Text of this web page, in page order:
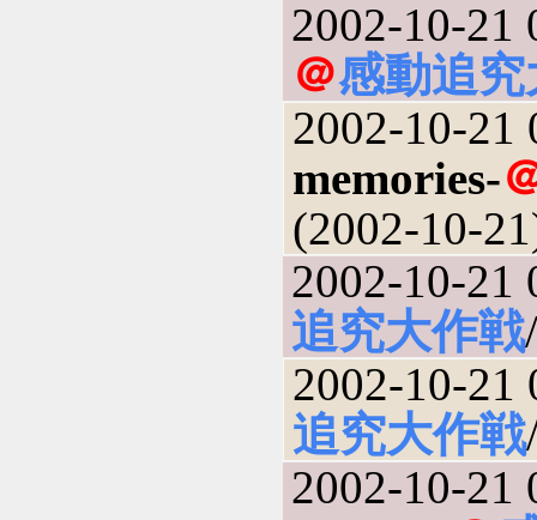
2002-10-21
＠感動追
2002-10-21
memories-
(2002-10-
2002-10-21
追究大作戦
2002-10-21
追究大作戦
2002-10-21